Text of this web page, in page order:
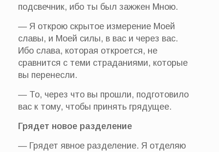
подсвечник, ибо ты был зажжен Мною.
— Я открою скрытое измерение Моей
славы, и Моей силы, в вас и через вас.
Ибо слава, которая откроется, не
сравнится с теми страданиями, которые
вы перенесли.
— То, через что вы прошли, подготовило
вас к тому, чтобы принять грядущее.
Грядет новое разделение
— Грядет явное разделение. Я отделяю